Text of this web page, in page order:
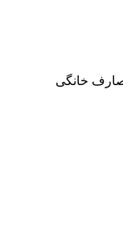
خانگی